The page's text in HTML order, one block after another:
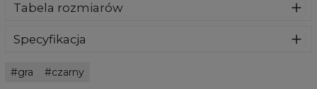
miłego w dotyku materiału. Klasyczny kaptur i przednie
produkt, więc dołożyliśmy wszelkich starań aby jakość
materiał. Must-have w Twojej szafie!
Tabela rozmiarów
Specyfikacja
Przeznaczenie:
gra czarny